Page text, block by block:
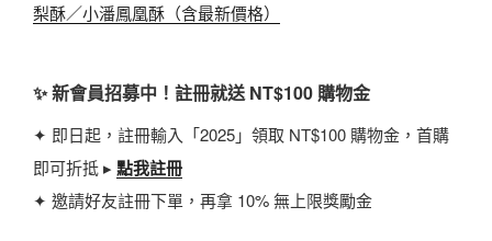
梨酥／小潘鳳凰酥（含最新價格）
✨ 新會員招募中！註冊就送 NT$100 購物金
✦ 即日起，註冊輸入「2025」領取 NT$100 購物金，首購
即可折抵 ▸ 點我註冊
✦ 邀請好友註冊下單，再拿 10% 無上限獎勵金